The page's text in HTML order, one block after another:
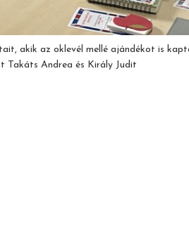
akik az oklevél mellé ajándékot is
Takáts Andrea és Király Judit